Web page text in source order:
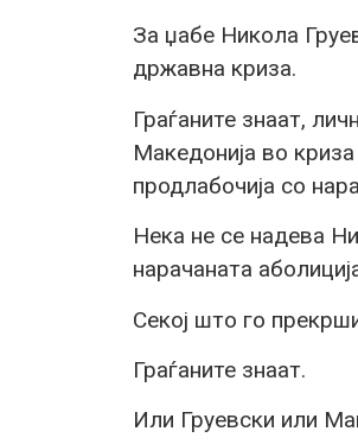
За џабе Никола
државна криза.
Граѓаните знаат,
Македонија во
продлабочија со
Нека не се надева
нарачаната
Секој што го
Граѓаните знаат.
Или Груевски или